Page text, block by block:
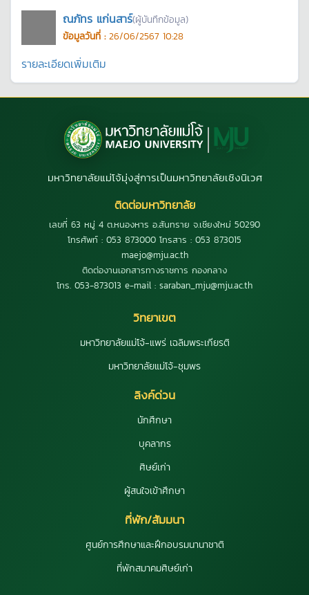
ณภัทร แก่นสาร์(ผู้บันทึกข้อมูล)
ข้อมูลวันที่ : 26/06/2567 10:28
รายละเอียดเพิ่มเติม
มหาวิทยาลัยแม่โจ้มุ่งสู่การเป็นมหาวิทยาลัยเชิงนิเวศ
ติดต่อมหาวิทยาลัย
เลขที่ 63 หมู่ 4 ต.หนองหาร อ.สันทราย จ.เชียงใหม่ 50290
โทรศัพท์ : 053 873000 โทรสาร : 053 873015
maejo@mju.ac.th
ติดต่องานเอกสารทางราชการ กองกลาง
โทร. 053-873013 e-mail : saraban_mju@mju.ac.th
วิทยาเขต
มหาวิทยาลัยแม่โจ้-แพร่ เฉลิมพระเกียรติ
มหาวิทยาลัยแม่โจ้-ชุมพร
ลิงค์ด่วน
นักศึกษา
บุคลากร
ศิษย์เก่า
ผู้สนใจเข้าศึกษา
ที่พัก/สัมมนา
ศูนย์การศึกษาและฝึกอบรมนานาชาติ
ที่พักสมาคมศิษย์เก่า